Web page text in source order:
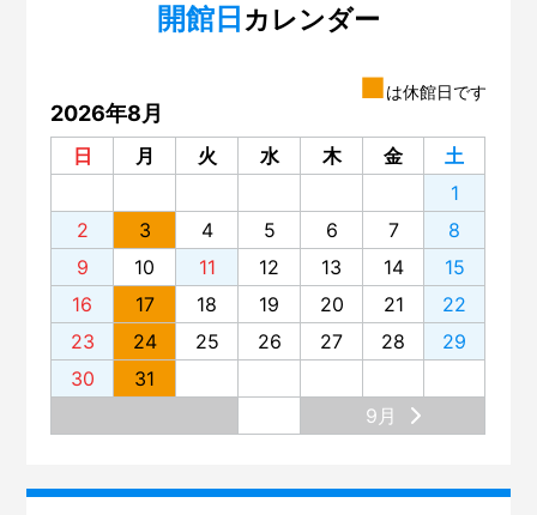
開館日 カレンダー
■は休館日です
2026年8月
日 月 火 水 木 金
土
1
2
3 4 5 6 7
8
9
10 11 12 13 14
15
16
17 18 19 20 21
22
23
24 25 26 27 28
29
30
31
9月